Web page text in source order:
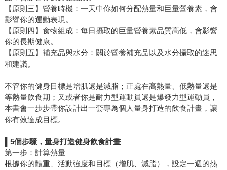
【原則三】營養時機：一天中你如何分配熱量和巨量營養素，會
影響你的運動表現。
【原則四】食物組成：每日攝取的巨量營養素品質高低，會影響
你的長期健康。
【原則五】補充品與水分：關於營養補充品以及水分攝取的迷思
和建議。
不管你的健身目標是增肌還是減脂；正處在高熱量、低熱量還是
等熱量飲食期；又或者你是耐力型運動員還是爆發力型運動員，
本書會一步步帶你設計出一套專為個人量身打造的飲食計畫，讓
你有效達成目標。
▌5個步驟，量身打造健身飲食計畫
第一步：計算熱量
根據你的體重、活動強度和目標（增肌、減脂），設定一週的熱